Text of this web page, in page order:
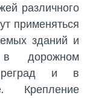
различного
применяться
зданий и
в дорожном
и в
Крепление